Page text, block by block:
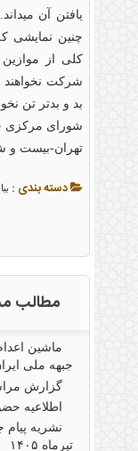
یافتن آن
چنین نمایشی
کلی از
شرکت نخواهند
بد و بدتر تن
شورای مرکزی
تهران-بیست و
دسته بندی :
مطالب
ماشین
جبهه ملی
گزارش
اطلاعیه
تیرماه ۱۴۰۵